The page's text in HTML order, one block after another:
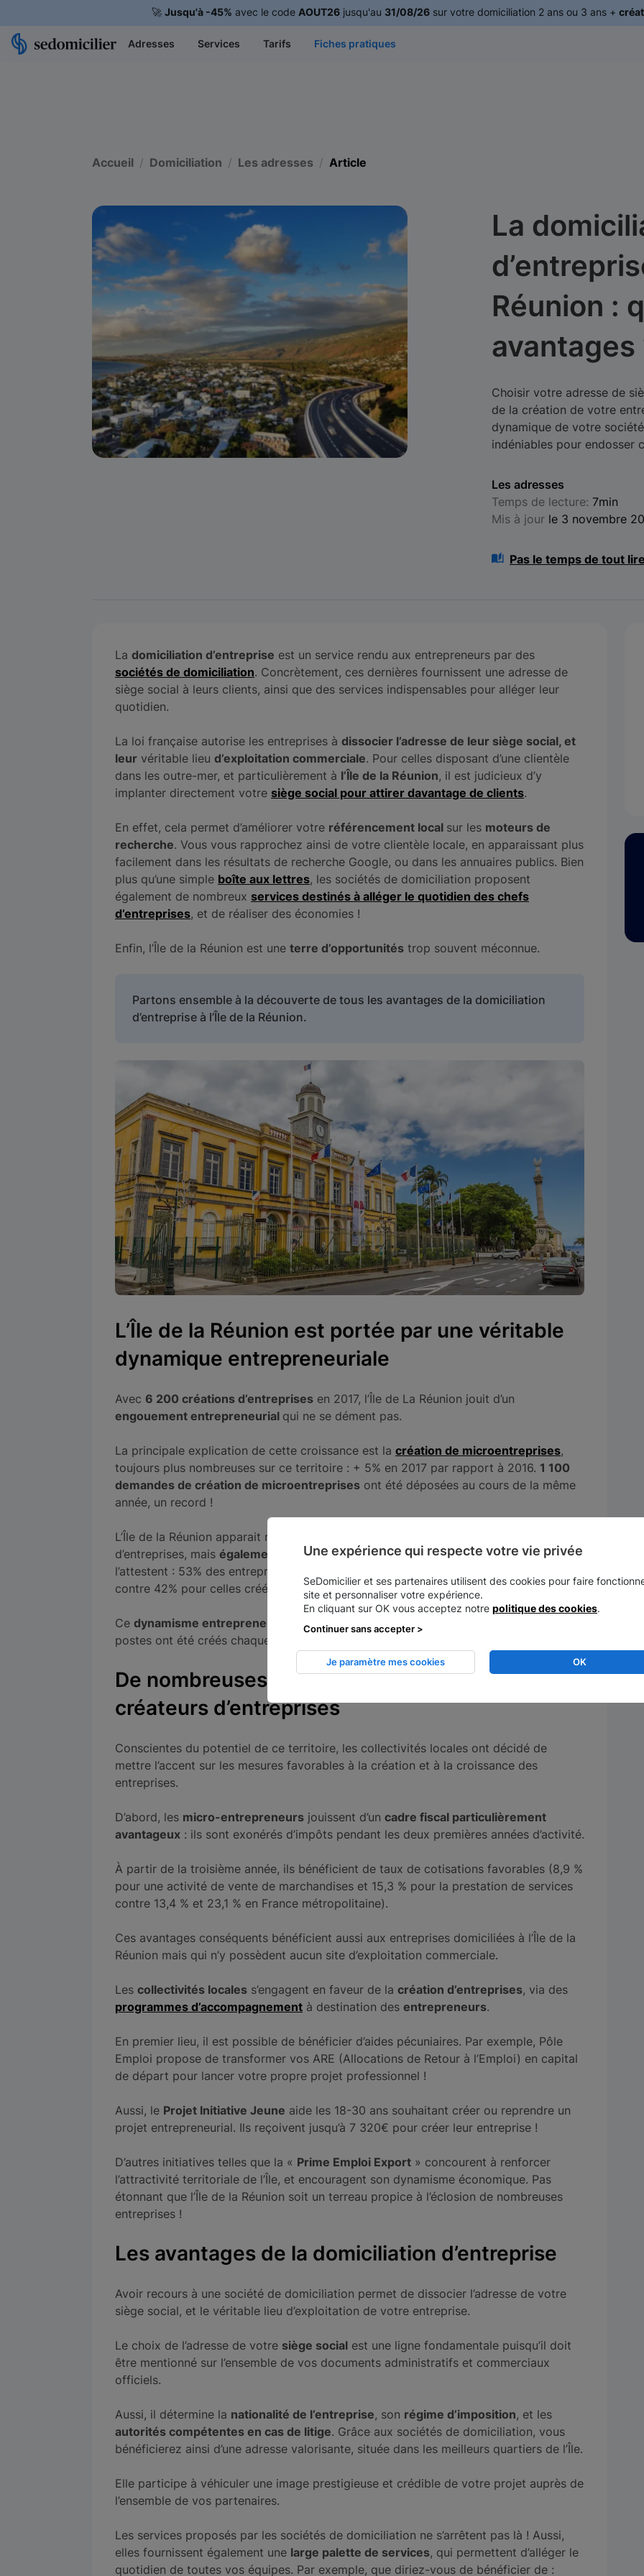
🚀 Jusqu'à -45% avec le code AOUT26jusqu'au 31/08/26sur votre domiciliation 2 ans ou 3 ans +
Adresses Services Tarifs Fiches pratiques
Accueil Domiciliation Les adresses Article
La
Réunion :
avantages
Choisir votre adresse de
de la création de votre
dynamique de votre
indéniables pour endosser
Les adresses
Temps de lecture: 7min
Mis à jour le 3 novembre
Pas le temps de tout
La domiciliation d’entreprise est un service rendu aux entrepreneurs par des
sociétés de domiciliation. Concrètement, ces dernières fournissent une adresse de
siège social à leurs clients, ainsi que des services indispensables pour alléger leur
quotidien.
La loi française autorise les entreprises à dissocier l’adresse de leur siège social, et
leur véritable lieu d’exploitation commerciale. Pour celles disposant d’une clientèle
dans les outre-mer, et particulièrement à l’Île de la Réunion, il est judicieux d’y
implanter directement votre siège social pour attirer davantage de clients.
En effet, cela permet d’améliorer votre référencement local sur les moteurs de
recherche. Vous vous rapprochez ainsi de votre clientèle locale, en apparaissant plus
facilement dans les résultats de recherche Google, ou dans les annuaires publics. Bien
plus qu’une simple boîte aux lettres, les sociétés de domiciliation proposent
également de nombreux services destinés à alléger le quotidien des chefs
d’entreprises, et de réaliser des économies !
Enfin, l’Île de la Réunion est une terre d’opportunités trop souvent méconnue.
Partons ensemble à la découverte de tous les avantages de la domiciliation
d’entreprise à l’Île de la Réunion.
L’Île de la Réunion est portée par une véritable
dynamique entrepreneuriale
Avec 6 200 créations d’entreprises en 2017, l’Île de La Réunion jouit d’un
engouement entrepreneurial qui ne se dément pas.
La principale explication de cette croissance est la création de microentreprises,
toujours plus nombreuses sur ce territoire : + 5% en 2017 par rapport à 2016. 1 100
demandes de création de microentreprises ont été déposées au cours de la même
année, un record !
L’Île de la Réunion apparait non seulement comme un lieu propice à la création
d’entreprises, mais également à leur pérennité et développement. Les chiffres
l’attestent : 53% des entreprises créées en 2010 exerçaient encore leur activité,
contre 42% pour celles créées en 2006.
Ce dynamisme entrepreneurial est un levier de création d’emplois
postes ont été créés chaque année depuis 2010.
De nombreuses aides existent pour les
créateurs d’entreprises
Conscientes du potentiel de ce territoire, les collectivités locales ont décidé de
mettre l’accent sur les mesures favorables à la création et à la croissance des
entreprises.
D’abord, les micro-entrepreneurs jouissent d’un cadre fiscal particulièrement
avantageux : ils sont exonérés d’impôts pendant les deux premières années d’activité.
À partir de la troisième année, ils bénéficient de taux de cotisations favorables (8,9 %
pour une activité de vente de marchandises et 15,3 % pour la prestation de services
contre 13,4 % et 23,1 % en France métropolitaine).
Ces avantages conséquents bénéficient aussi aux entreprises domiciliées à l’Île de la
Réunion mais qui n’y possèdent aucun site d’exploitation commerciale.
Les collectivités locales s’engagent en faveur de la création d’entreprises, via des
programmes d’accompagnement à destination des entrepreneurs.
En premier lieu, il est possible de bénéficier d’aides pécuniaires. Par exemple, Pôle
Emploi propose de transformer vos ARE (Allocations de Retour à l’Emploi) en capital
de départ pour lancer votre propre projet professionnel !
Aussi, le Projet Initiative Jeune aide les 18-30 ans souhaitant créer ou reprendre un
projet entrepreneurial. Ils reçoivent jusqu’à 7 320€ pour créer leur entreprise !
D’autres initiatives telles que la « Prime Emploi Export » concourent à renforcer
l’attractivité territoriale de l’Île, et encouragent son dynamisme économique. Pas
étonnant que l’Île de la Réunion soit un terreau propice à l’éclosion de nombreuses
entreprises !
Les avantages de la domiciliation d’entreprise
Avoir recours à une société de domiciliation permet de dissocier l’adresse de votre
siège social, et le véritable lieu d’exploitation de votre entreprise.
Le choix de l’adresse de votre siège social est une ligne fondamentale puisqu’il doit
être mentionné sur l’ensemble de vos documents administratifs et commerciaux
officiels.
Aussi, il détermine la nationalité de l’entreprise, son régime d’imposition, et les
autorités compétentes en cas de litige. Grâce aux sociétés de domiciliation, vous
bénéficierez ainsi d’une adresse valorisante, située dans les meilleurs quartiers de l’Île.
Elle participe à véhiculer une image prestigieuse et crédible de votre projet auprès de
l’ensemble de vos partenaires.
Les services proposés par les sociétés de domiciliation ne s’arrêtent pas là ! Aussi,
elles fournissent également une large palette de services, qui permettent d’alléger le
quotidien de toutes vos équipes. Par exemple, que diriez-vous de bénéficier de :
Une expérience qui respecte votre vie privée
SeDomicilier et ses partenaires utilisent des cookies pour faire
site et personnaliser votre expérience.
En cliquant sur OK vous acceptez notre politique des cookies.
OK
Je paramètre mes cookies
Continuer sans accepter >